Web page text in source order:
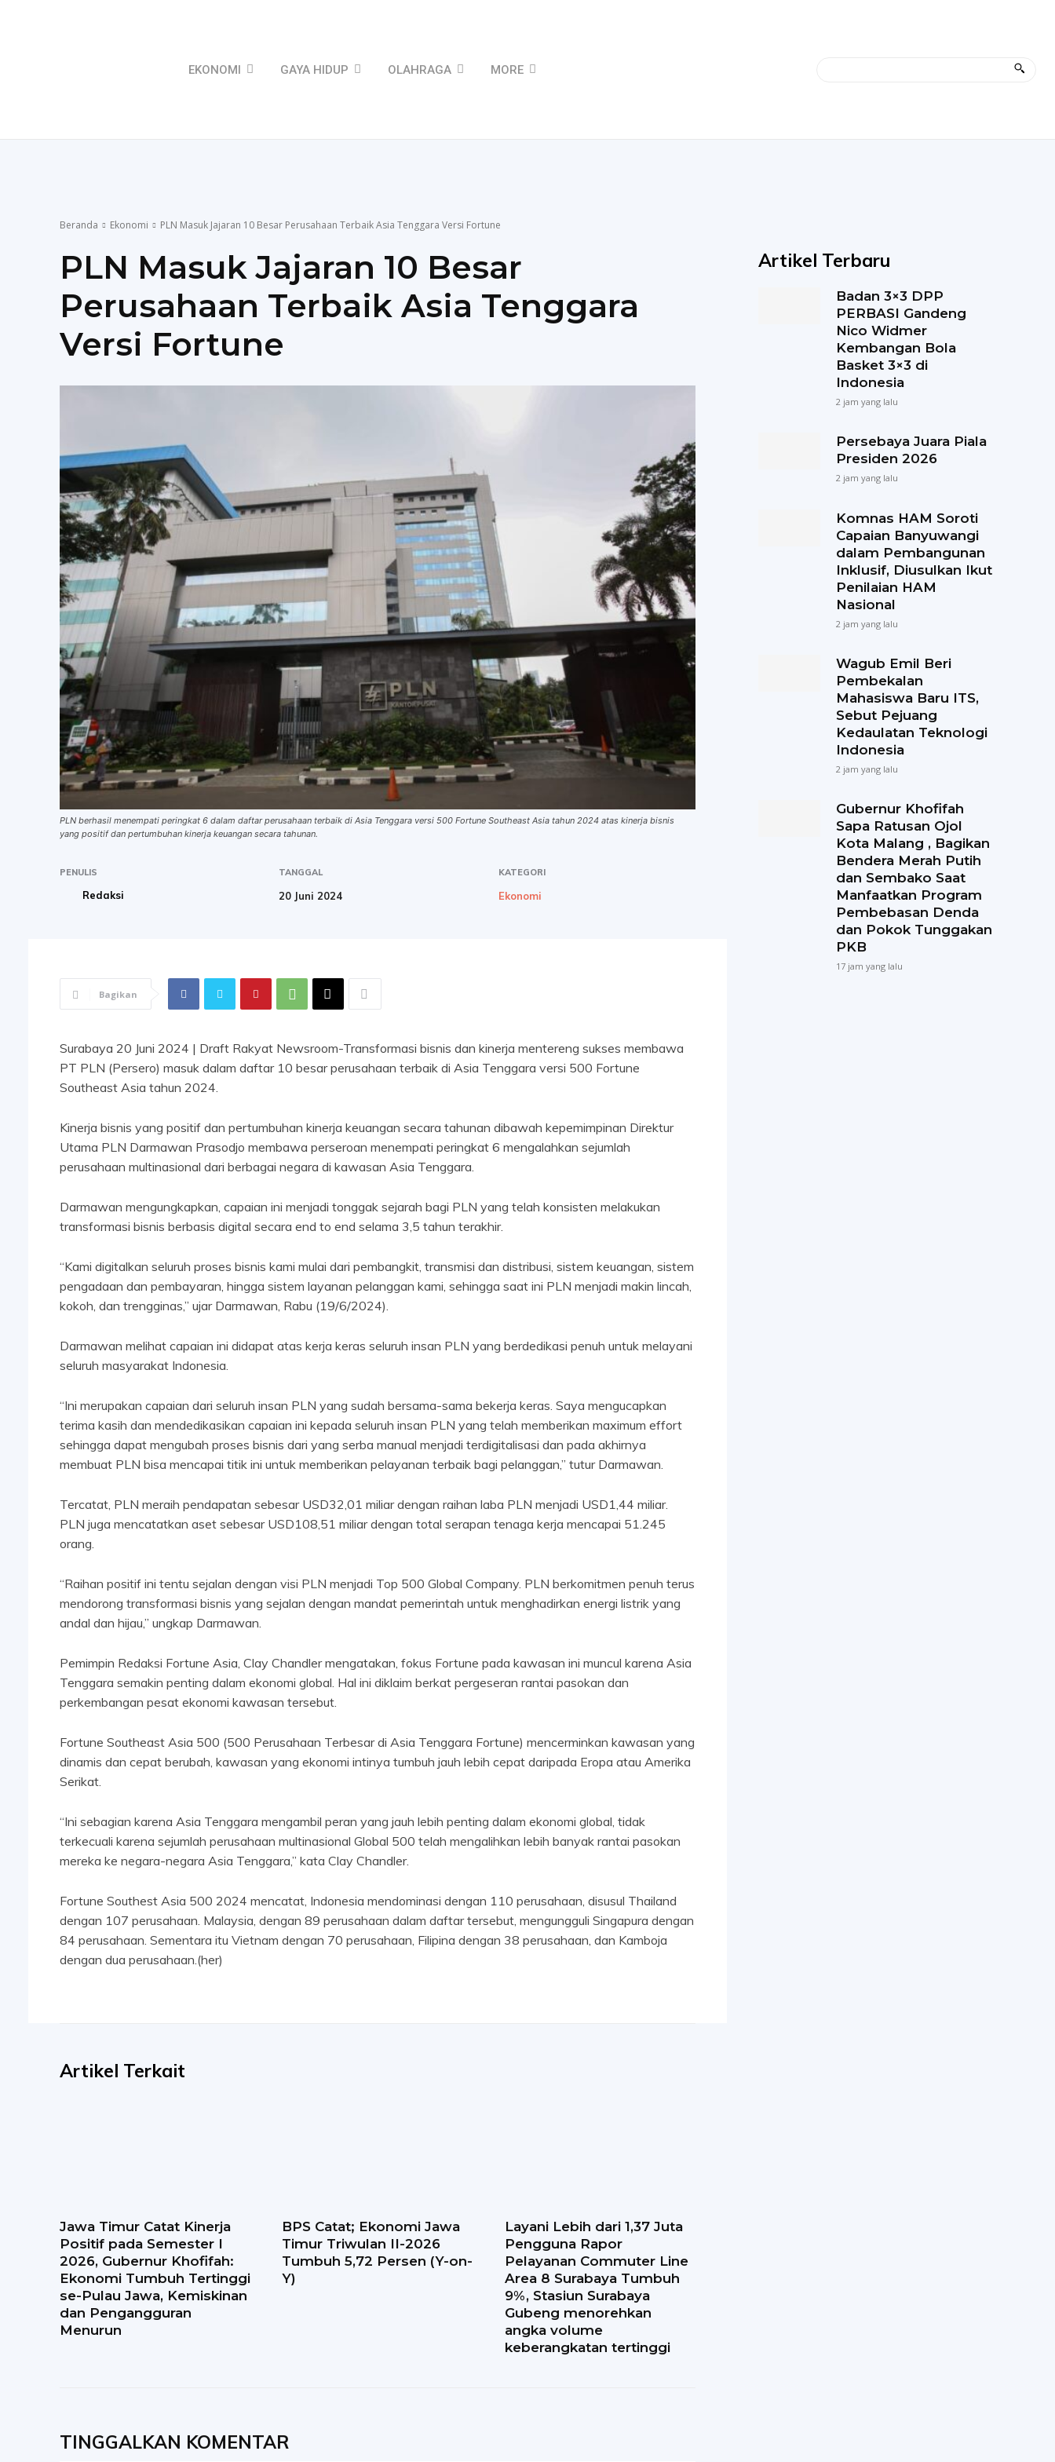
EKONOMI GAYA HIDUP OLAHRAGA MORE
Beranda Ekonomi PLN Masuk Jajaran 10 Besar Perusahaan Terbaik Asia Tenggara Versi Fortune
PLN Masuk Jajaran 10 Besar
Perusahaan Terbaik Asia Tenggara
Versi Fortune
PLN berhasil menempati peringkat 6 dalam daftar perusahaan terbaik di Asia Tenggara versi 500 Fortune Southeast Asia tahun 2024 atas kinerja bisnis
yang positif dan pertumbuhan kinerja keuangan secara tahunan.
PENULIS
Redaksi
TANGGAL
20 Juni 2024
KATEGORI
Ekonomi
Bagikan
Surabaya 20 Juni 2024 | Draft Rakyat Newsroom-Transformasi bisnis dan kinerja mentereng sukses membawa
PT PLN (Persero) masuk dalam daftar 10 besar perusahaan terbaik di Asia Tenggara versi 500 Fortune
Southeast Asia tahun 2024.
Kinerja bisnis yang positif dan pertumbuhan kinerja keuangan secara tahunan dibawah kepemimpinan Direktur
Utama PLN Darmawan Prasodjo membawa perseroan menempati peringkat 6 mengalahkan sejumlah
perusahaan multinasional dari berbagai negara di kawasan Asia Tenggara.
Darmawan mengungkapkan, capaian ini menjadi tonggak sejarah bagi PLN yang telah konsisten melakukan
transformasi bisnis berbasis digital secara end to end selama 3,5 tahun terakhir.
“Kami digitalkan seluruh proses bisnis kami mulai dari pembangkit, transmisi dan distribusi, sistem keuangan, sistem
pengadaan dan pembayaran, hingga sistem layanan pelanggan kami, sehingga saat ini PLN menjadi makin lincah,
kokoh, dan trengginas,” ujar Darmawan, Rabu (19/6/2024).
Darmawan melihat capaian ini didapat atas kerja keras seluruh insan PLN yang berdedikasi penuh untuk melayani
seluruh masyarakat Indonesia.
“Ini merupakan capaian dari seluruh insan PLN yang sudah bersama-sama bekerja keras. Saya mengucapkan
terima kasih dan mendedikasikan capaian ini kepada seluruh insan PLN yang telah memberikan maximum effort
sehingga dapat mengubah proses bisnis dari yang serba manual menjadi terdigitalisasi dan pada akhirnya
membuat PLN bisa mencapai titik ini untuk memberikan pelayanan terbaik bagi pelanggan,” tutur Darmawan.
Tercatat, PLN meraih pendapatan sebesar USD32,01 miliar dengan raihan laba PLN menjadi USD1,44 miliar.
PLN juga mencatatkan aset sebesar USD108,51 miliar dengan total serapan tenaga kerja mencapai 51.245
orang.
“Raihan positif ini tentu sejalan dengan visi PLN menjadi Top 500 Global Company. PLN berkomitmen penuh terus
mendorong transformasi bisnis yang sejalan dengan mandat pemerintah untuk menghadirkan energi listrik yang
andal dan hijau,” ungkap Darmawan.
Pemimpin Redaksi Fortune Asia, Clay Chandler mengatakan, fokus Fortune pada kawasan ini muncul karena Asia
Tenggara semakin penting dalam ekonomi global. Hal ini diklaim berkat pergeseran rantai pasokan dan
perkembangan pesat ekonomi kawasan tersebut.
Fortune Southeast Asia 500 (500 Perusahaan Terbesar di Asia Tenggara Fortune) mencerminkan kawasan yang
dinamis dan cepat berubah, kawasan yang ekonomi intinya tumbuh jauh lebih cepat daripada Eropa atau Amerika
Serikat.
“Ini sebagian karena Asia Tenggara mengambil peran yang jauh lebih penting dalam ekonomi global, tidak
terkecuali karena sejumlah perusahaan multinasional Global 500 telah mengalihkan lebih banyak rantai pasokan
mereka ke negara-negara Asia Tenggara,” kata Clay Chandler.
Fortune Southest Asia 500 2024 mencatat, Indonesia mendominasi dengan 110 perusahaan, disusul Thailand
dengan 107 perusahaan. Malaysia, dengan 89 perusahaan dalam daftar tersebut, mengungguli Singapura dengan
84 perusahaan. Sementara itu Vietnam dengan 70 perusahaan, Filipina dengan 38 perusahaan, dan Kamboja
dengan dua perusahaan.(her)
Artikel Terkait
Jawa Timur Catat Kinerja
Positif pada Semester I
2026, Gubernur Khofifah:
Ekonomi Tumbuh Tertinggi
se-Pulau Jawa, Kemiskinan
dan Pengangguran
Menurun
BPS Catat; Ekonomi Jawa
Timur Triwulan II-2026
Tumbuh 5,72 Persen (Y-on-
Y)
Layani Lebih dari 1,37 Juta
Pengguna Rapor
Pelayanan Commuter Line
Area 8 Surabaya Tumbuh
9%, Stasiun Surabaya
Gubeng menorehkan
angka volume
keberangkatan tertinggi
TINGGALKAN KOMENTAR
Artikel Terbaru
Badan 3×3 DPP
PERBASI Gandeng
Nico Widmer
Kembangan Bola
Basket 3×3 di
Indonesia
2 jam yang lalu
Persebaya Juara Piala
Presiden 2026
2 jam yang lalu
Komnas HAM Soroti
Capaian Banyuwangi
dalam Pembangunan
Inklusif, Diusulkan Ikut
Penilaian HAM
Nasional
2 jam yang lalu
Wagub Emil Beri
Pembekalan
Mahasiswa Baru ITS,
Sebut Pejuang
Kedaulatan Teknologi
Indonesia
2 jam yang lalu
Gubernur Khofifah
Sapa Ratusan Ojol
Kota Malang , Bagikan
Bendera Merah Putih
dan Sembako Saat
Manfaatkan Program
Pembebasan Denda
dan Pokok Tunggakan
PKB
17 jam yang lalu